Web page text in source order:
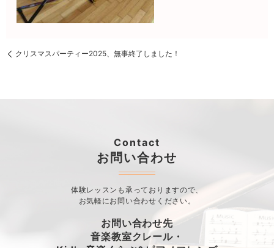
クリスマスパーティー2025、無事終了しました！
Contact
お問い合わせ
体験レッスンも承っておりますので、
お気軽にお問い合わせください。
お問い合わせ先
音楽教室クレール・